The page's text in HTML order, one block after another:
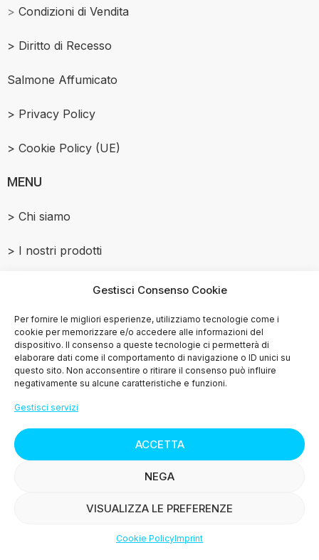
Gestisci Consenso Cookie
Per fornire le migliori esperienze, utilizziamo tecnologie come i
cookie per memorizzare e/o accedere alle informazioni del
dispositivo. Il consenso a queste tecnologie ci permetterà di
elaborare dati come il comportamento di navigazione o ID unici su
questo sito. Non acconsentire o ritirare il consenso può influire
negativamente su alcune caratteristiche e funzioni.
Gestisci servizi
ACCETTA
NEGA
VISUALIZZA LE PREFERENZE
Cookie PolicyImprint
> Condizioni di Vendita
> Diritto di Recesso
Salmone Affumicato
> Privacy Policy
> Cookie Policy (UE)
MENU
> Chi siamo
> I nostri prodotti
> Press
> Contattaci
© Copyright2015-2025
K group srl Via Terra rossa fonda 162 - 51011
Capitale sociale 10.000€ i.v.
Filters Wishlist